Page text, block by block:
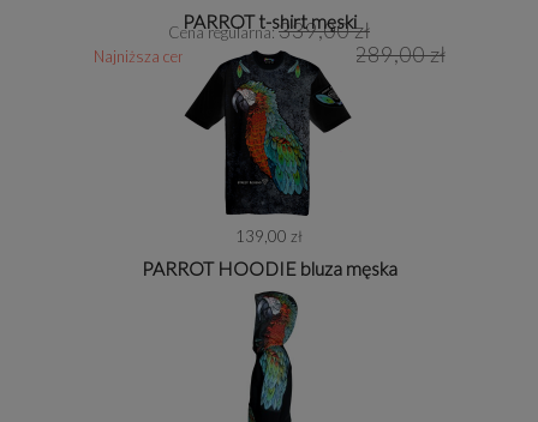
Cena regularna:339,00 zł
Najniższa cena z 30 dni przed obniżką: 289,00 zł
PARROT t-shirt męski
139,00 zł
PARROT HOODIE bluza męska